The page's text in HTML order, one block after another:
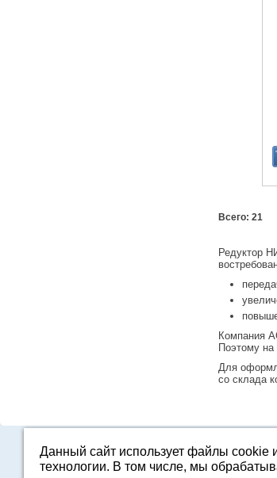
Всего: 21
Редуктор
Компания
Поэтому на
Для
со склада
Каталог О компании
Данный сайт использует файлы cookie
технологии. В том числе, мы